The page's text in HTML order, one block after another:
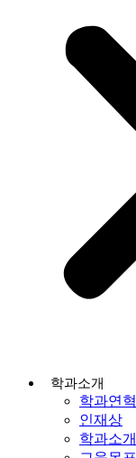
학과소개
학과연혁
인재상
학과소개